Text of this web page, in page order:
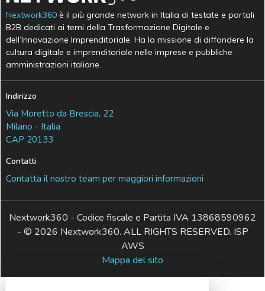
Nextwork360 è il più grande network in Italia di testate e portali
B2B dedicati ai temi della Trasformazione Digitale e
dell’Innovazione Imprenditoriale. Ha la missione di diffondere la
cultura digitale e imprenditoriale nelle imprese e pubbliche
amministrazioni italiane.
Indirizzo
Via Moretto da Brescia, 22
Milano - Italia
CAP 20133
Contatti
Contatta il nostro team per maggiori informazioni
Nextwork360 - Codice fiscale e Partita IVA 13868590962
- © 2026 Nextwork360. ALL RIGHTS RESERVED. ISP
AWS
Mappa del sito